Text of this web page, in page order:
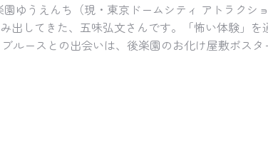
ゆうえんち（現・東京ドームシティ アトラク
出してきた、五味弘文さんです。「怖い体験」
ルースとの出会いは、後楽園のお化け屋敷ポス